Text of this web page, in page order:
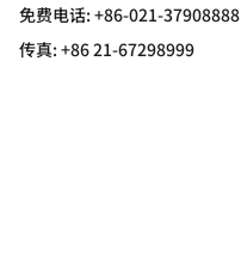
免费电话:+86-021-37908888
传真:+86 21-67298999